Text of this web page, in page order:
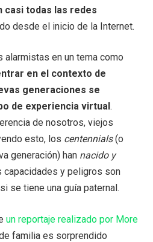
casi todas las redes
desde el inicio de la Internet.
alarmistas en un tema como
en el contexto de
generaciones se
de experiencia virtual.
de nosotros, viejos
esto, los centennials(o
generación) han nacido y
capacidades y peligros son
se tiene una guía paternal.
un reportaje realizado por More
familia es sorprendido